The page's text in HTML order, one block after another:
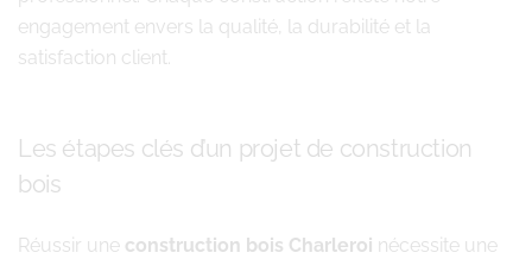
engagement envers la qualité, la durabilité et la
satisfaction client.
Les étapes clés d’un projet de construction
bois
Réussir une construction bois Charleroi nécessite une